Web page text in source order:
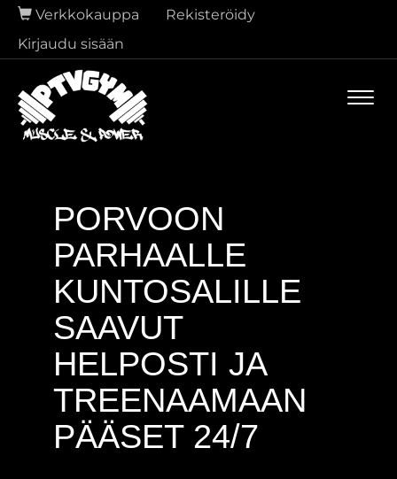
Verkkokauppa
Rekisteröidy
Kirjaudu sisään
PORVOON
PARHAALLE
KUNTOSALILLE
SAAVUT
HELPOSTI JA
TREENAAMAAN
PÄÄSET 24/7